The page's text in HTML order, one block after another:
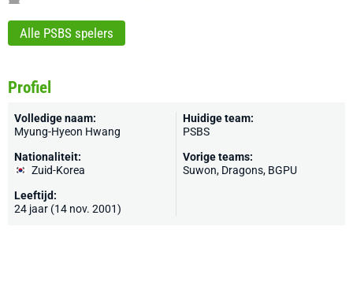
Alle PSBS spelers
Profiel
Volledige naam:
Myung-Hyeon Hwang
Nationaliteit:
Zuid-Korea
Leeftijd:
24 jaar (14 nov. 2001)
Huidige team:
PSBS
Vorige teams:
Suwon, Dragons, BGPU